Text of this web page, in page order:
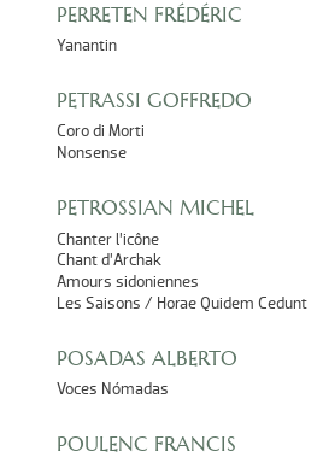
PERRETEN FRÉDÉRIC
Yanantin
PETRASSI GOFFREDO
Coro di Morti
Nonsense
PETROSSIAN MICHEL
Chanter l’icône
Chant d’Archak
Amours sidoniennes
Les Saisons / Horae Quidem Cedunt
POSADAS ALBERTO
Voces Nómadas
POULENC FRANCIS